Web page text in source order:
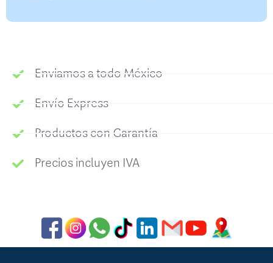
Enviamos a todo México
Envío Express
Productos con Garantía
Precios incluyen IVA